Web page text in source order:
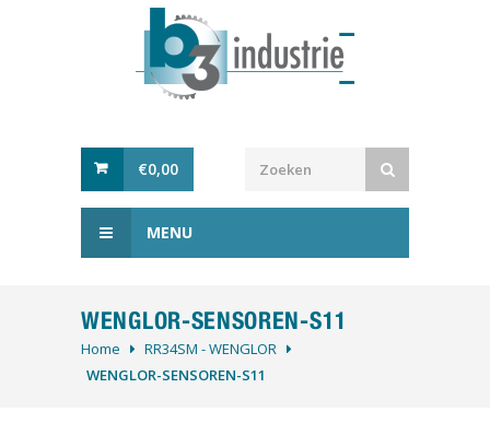
€0,00
MENU
WENGLOR-SENSOREN-S11
Home
RR34SM - WENGLOR
WENGLOR-SENSOREN-S11